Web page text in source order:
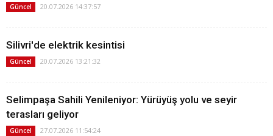
Güncel 20.07.2026 14:37:57
Silivri'de elektrik kesintisi
Güncel 20.07.2026 13:21:32
Selimpaşa Sahili Yenileniyor: Yürüyüş yolu ve seyir
terasları geliyor
Güncel 27.07.2026 11:54:24